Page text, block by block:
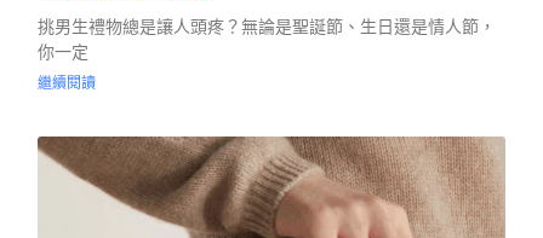
挑男生禮物總是讓人頭疼？無論是聖誕節、生日還是情人節，
你一定
繼續閱讀